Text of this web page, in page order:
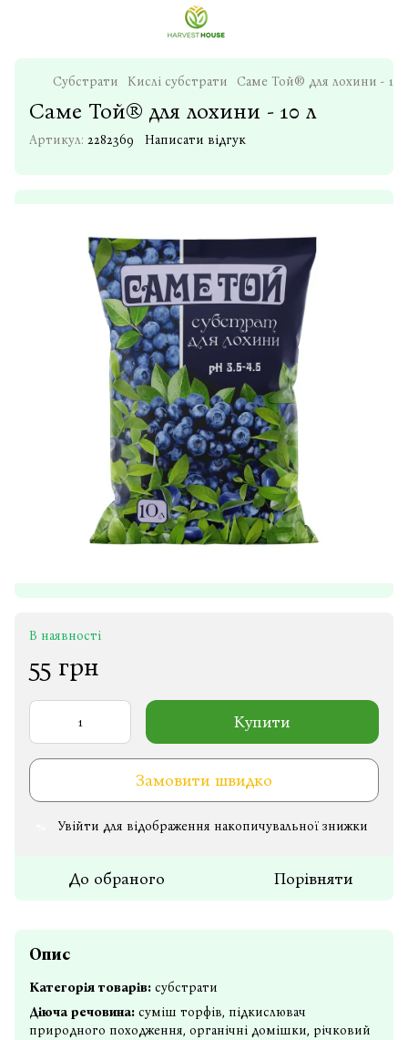
Субстрати Кислі субстрати Саме Той® для лохини - 10
Саме Той® для лохини - 10 л
Артикул: 2282369 Написати відгук
В наявності
55 грн
Купити
Замовити швидко
Увійти для відображення накопичувальної знижки
До обраного Порівняти
Опис
Категорія товарів: субстрати
Діюча речовина: суміш торфів, підкислювач
природного походження, органічні домішки, річковий